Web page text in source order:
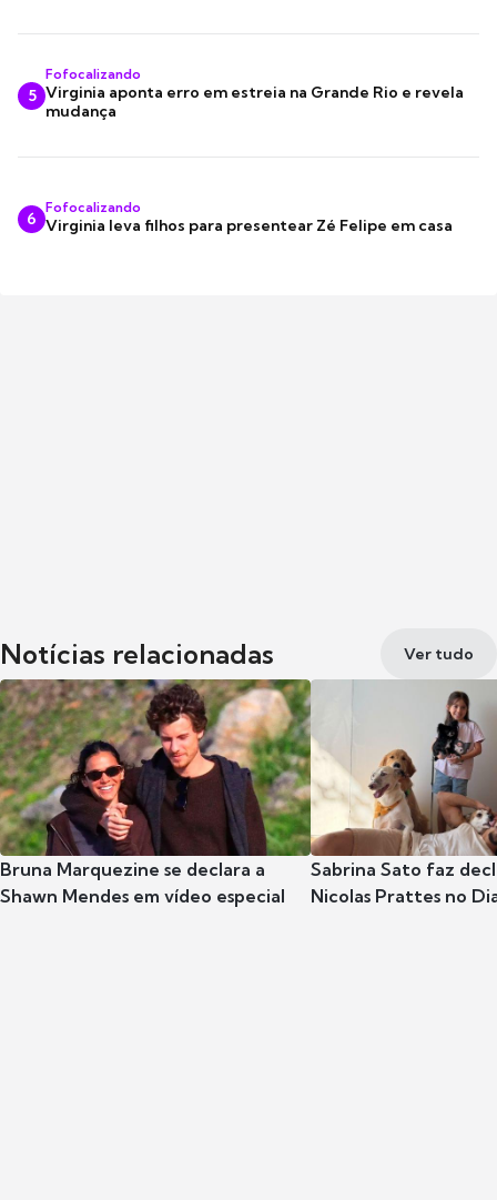
5
Fofocalizando
Virginia aponta erro em estreia na Grande Rio e revela
mudança
6
Fofocalizando
Virginia leva filhos para presentear Zé Felipe em casa
Notícias relacionadas Ver tudo
Bruna Marquezine se declara a
Shawn Mendes em vídeo especial
Sabrina Sato faz
Nicolas Prattes no